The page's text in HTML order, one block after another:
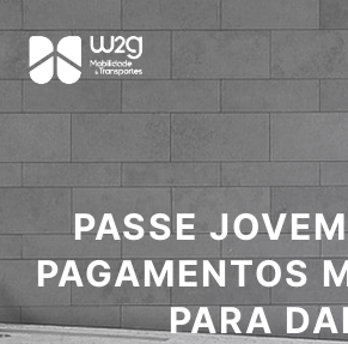
PASSE
PAGAMENTOS
PARA